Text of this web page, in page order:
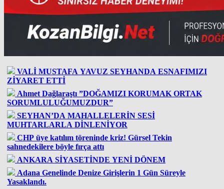
VALİ MUSTAFA YAVUZ SEYHANDA ESNAFIMIZI
ZİYARET ETTİ
Ahmet Dağlaraştı ”DOĞAMIZI KORUMAK ORTAK
SORUMLULUĞUMUZDUR”
SEYHAN’DA MAHALLELERİN SESİ
MUHTARLARLA DİNLENİYOR
CHP üye katılım töreninde kriz! Gürsel Tekin
sahnedekilere böyle fırça attı
ANKARA SİYASETİNDE YENİ DÖNEM
Adana Genelinde Denize Girişlerin 1 Gün Süreyle
Yasaklandı.